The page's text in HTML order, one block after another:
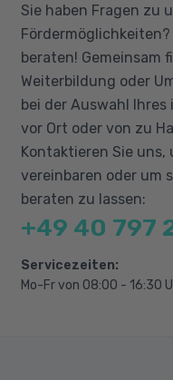
Sie haben Fragen zu
beraten! Gemeinsam
Weiterbildung oder
bei der Auswahl
vor Ort oder von zu
Kontaktieren Sie uns,
vereinbaren oder um
beraten zu lassen:
+49 40 797
Servicezeiten:
Mo-Fr von 08:00 - 16:30